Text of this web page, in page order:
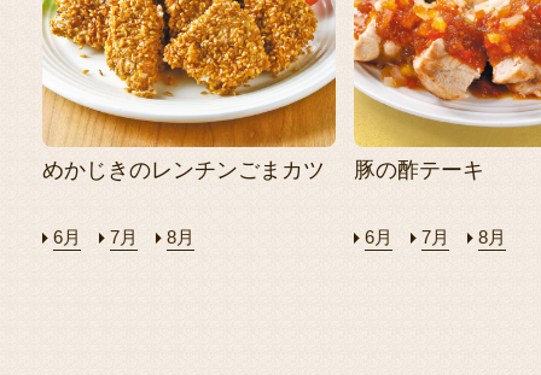
めかじきのレンチンごまカツ
6月 7月 8月
豚の酢テーキ
6月 7月 8月